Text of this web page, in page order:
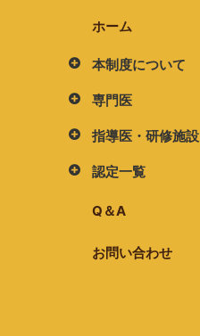
ホーム
本制度について
専門医
指導医・研修施設
認定一覧
Q＆A
お問い合わせ